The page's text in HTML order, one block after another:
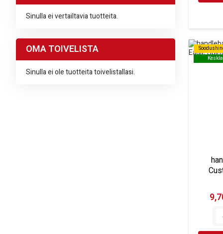
Sinulla ei vertailtavia tuotteita.
OMA TOIVELISTA
Sinulla ei ole tuotteita toivelistallasi.